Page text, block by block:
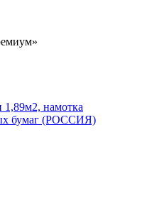
намотка
бумаг (РОССИЯ)